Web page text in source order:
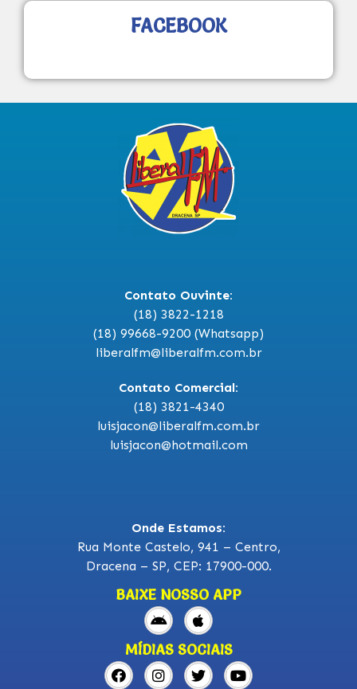
FACEBOOK
Contato Ouvinte:
(18) 3822-1218
(18) 99668-9200 (Whatsapp)
liberalfm@liberalfm.com.br
Contato Comercial:
(18) 3821-4340
luisjacon@liberalfm.com.br
luisjacon@hotmail.com
Onde Estamos:
Rua Monte Castelo, 941 – Centro,
Dracena – SP, CEP: 17900-000.
BAIXE NOSSO APP
MÍDIAS SOCIAIS